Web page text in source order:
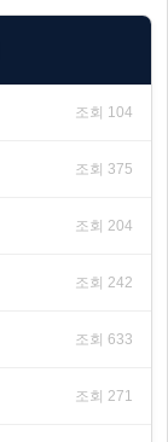
조회 104
조회 375
조회 204
조회 242
조회 633
조회 271